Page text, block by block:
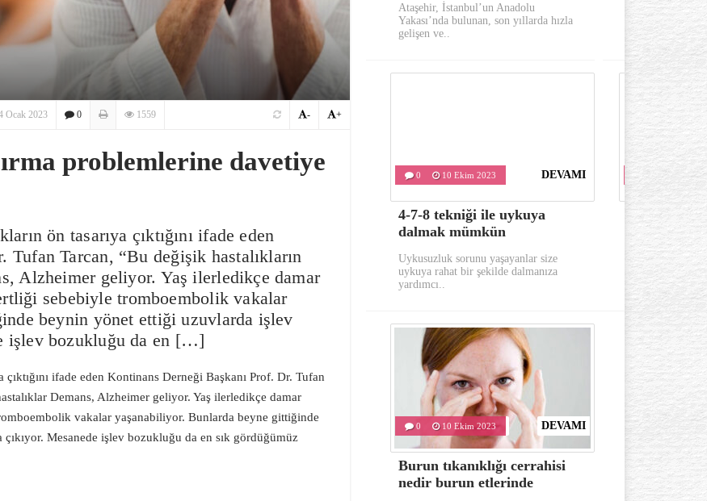
Ocak 2023 0 1559 +
-
problemlerine davetiye
ön tasarıya çıktığını ifade eden
Tarcan, “Bu değişik hastalıkların
Alzheimer geliyor. Yaş ilerledikçe damar
sebebiyle tromboembolik vakalar
beynin yönet ettiği uzuvlarda işlev
işlev bozukluğu da en […]
ifade eden Kontinans Derneği Başkanı Prof. Dr. Tufan
Demans, Alzheimer geliyor. Yaş ilerledikçe damar
vakalar yaşanabiliyor. Bunlarda beyne gittiğinde
Mesanede işlev bozukluğu da en sık gördüğümüz
Ataşehir, İstanbul’un Anadolu
Yakası’nda bulunan, son yıllarda hızla
gelişen ve..
Göz
önemli
DEVAMI
0 10 Ekim 2023
4-7-8 tekniği ile uykuya
dalmak mümkün
Uykusuzluk sorunu yaşayanlar size
uykuya rahat bir şekilde dalmanıza
yardımcı..
0 10 Ekim
Varis
aylarında
Gerek görünümü
oldukça dikkat
hastalıklardan..
DEVAMI
0 10 Ekim 2023
Burun tıkanıklığı cerrahisi
nedir burun etlerinde
0
İlk yardım